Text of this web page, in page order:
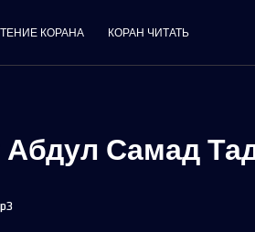
КОРАН ЧИТАТЬ
КОРАНА
Самад